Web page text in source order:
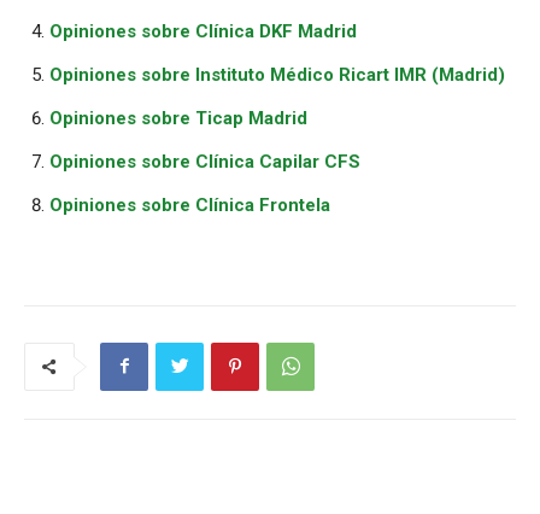
Opiniones sobre Clínica DKF Madrid
Opiniones sobre Instituto Médico Ricart IMR (Madrid)
Opiniones sobre Ticap Madrid
Opiniones sobre Clínica Capilar CFS
Opiniones sobre Clínica Frontela